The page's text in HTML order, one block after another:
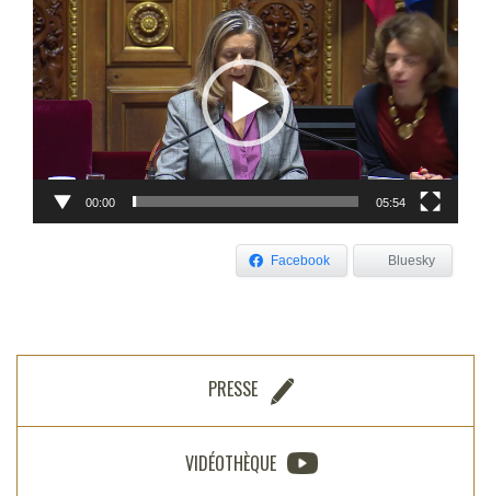
vidéo
00:00 05:54
Facebook Bluesky
PRESSE
VIDÉOTHÈQUE